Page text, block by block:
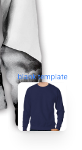
blank template